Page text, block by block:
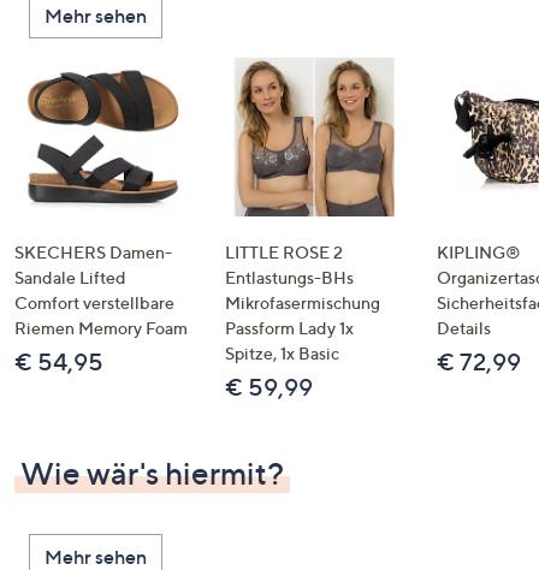
Mehr sehen
SKECHERS Damen-
Sandale Lifted
Comfort verstellbare
Riemen Memory Foam
€ 54,95
LITTLE ROSE 2
Entlastungs-BHs
Mikrofasermischung
Passform Lady 1x
Spitze, 1x Basic
€ 59,99
KIPLING®
Details
€ 72,99
Wie wär's hiermit?
Mehr sehen